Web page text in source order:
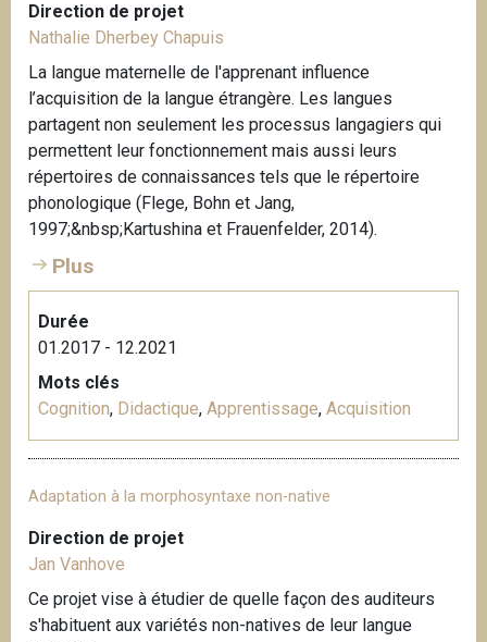
Direction de projet
Nathalie Dherbey Chapuis
La langue maternelle de l'apprenant influence
l’acquisition de la langue étrangère. Les langues
partagent non seulement les processus langagiers qui
permettent leur fonctionnement mais aussi leurs
répertoires de connaissances tels que le répertoire
phonologique (Flege, Bohn et Jang,
1997;&nbsp;Kartushina et Frauenfelder, 2014).
Plus
Durée
01.2017 - 12.2021
Mots clés
Cognition, Didactique, Apprentissage, Acquisition
Adaptation à la morphosyntaxe non-native
Direction de projet
Jan Vanhove
Ce projet vise à étudier de quelle façon des auditeurs
s'habituent aux variétés non-natives de leur langue